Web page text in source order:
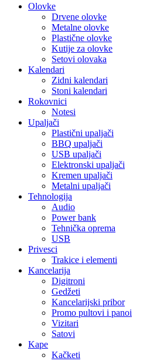
Olovke
Drvene olovke
Metalne olovke
Plastične olovke
Kutije za olovke
Setovi olovaka
Kalendari
Zidni kalendari
Stoni kalendari
Rokovnici
Notesi
Upaljači
Plastični upaljači
BBQ upaljači
USB upaljači
Elektronski upaljači
Kremen upaljači
Metalni upaljači
Tehnologija
Audio
Power bank
Tehnička oprema
USB
Privesci
Trakice i elementi
Kancelarija
Digitroni
Gedžeti
Kancelarijski pribor
Promo pultovi i panoi
Vizitari
Satovi
Kape
Kačketi